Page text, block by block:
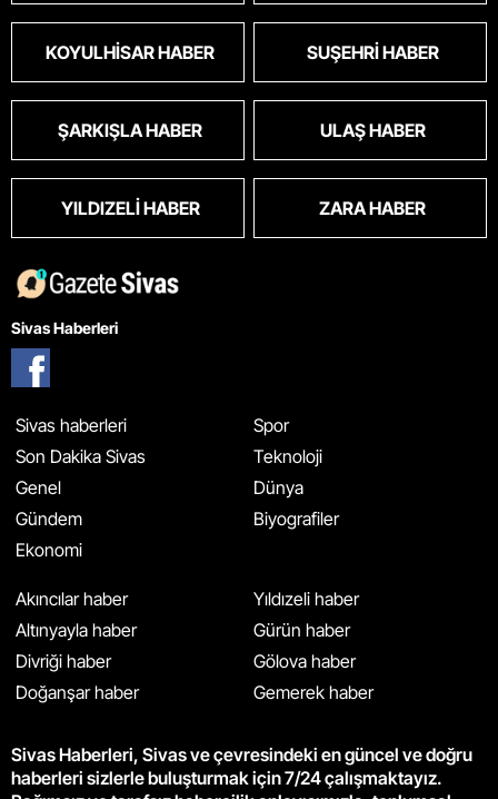
KOYULHISAR HABER SUŞEHRI HABER
ŞARKIŞLA HABER ULAŞ HABER
YILDIZELI HABER ZARA HABER
Sivas Haberleri
Sivas haberleri
Son Dakika Sivas
Genel
Gündem
Ekonomi
Spor
Teknoloji
Dünya
Biyografiler
Akıncılar haber
Altınyayla haber
Divriği haber
Doğanşar haber
Yıldızeli haber
Gürün haber
Gölova haber
Gemerek haber
Sivas Haberleri, Sivas ve çevresindeki en güncel ve doğru
haberleri sizlerle buluşturmak için 7/24 çalışmaktayız.